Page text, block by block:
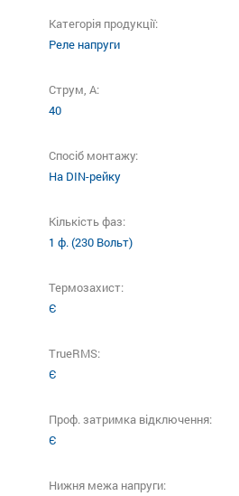
Категорія продукції:
Реле напруги
Струм, А:
40
Спосіб монтажу:
На DIN-рейку
Кількість фаз:
1 ф. (230 Вольт)
Термозахист:
Є
TrueRMS:
Є
Проф. затримка відключення:
Є
Нижня межа напруги: